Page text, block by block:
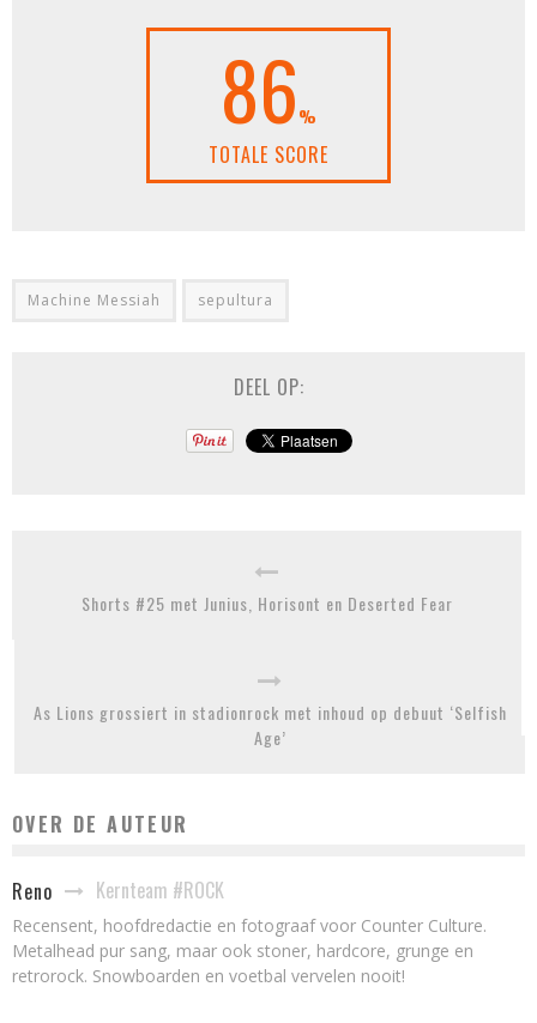
86%
TOTALE SCORE
Machine Messiah sepultura
DEEL OP:
Shorts #25 met Junius, Horisont en Deserted Fear
As Lions grossiert in stadionrock met inhoud op debuut ‘Selfish
Age’
OVER DE AUTEUR
Reno Kernteam #ROCK
Recensent, hoofdredactie en fotograaf voor Counter Culture.
Metalhead pur sang, maar ook stoner, hardcore, grunge en
retrorock. Snowboarden en voetbal vervelen nooit!